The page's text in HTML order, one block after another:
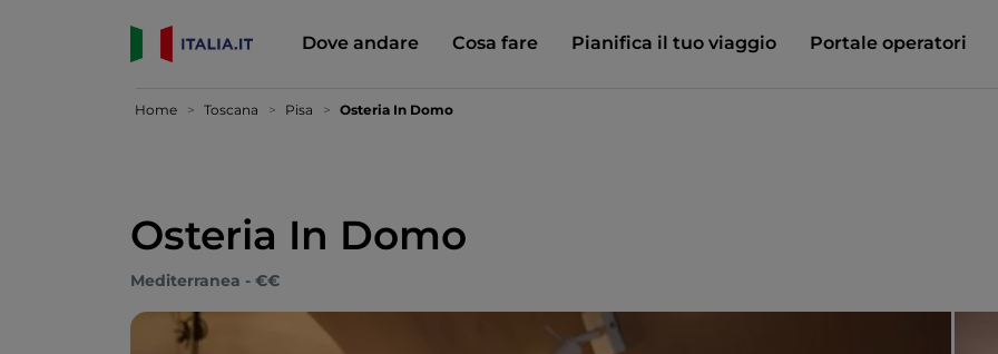
Dove andare Cosa fare Pianifica il tuo viaggio Portale operatori
Home Toscana Pisa Osteria In Domo
Osteria In Domo
Mediterranea - €€